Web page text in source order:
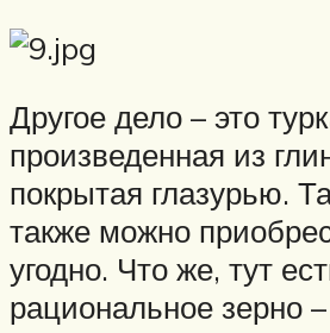
Другое дело – это
произведенная из
покрытая глазурью.
также можно
угодно. Что же, тут
рациональное зерно